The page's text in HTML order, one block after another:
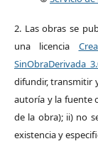
2. Las obras se
una licencia
SinObraDerivada
difundir, transmitir
autoría y la fuente
de la obra); ii) no
existencia y